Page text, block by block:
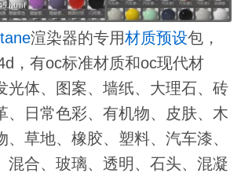
渲染器的专用材质预设包，
，有oc标准材质和oc现代材
光体、图案、墙纸、大理石、砖
、日常色彩、有机物、皮肤、木
、草地、橡胶、塑料、汽车漆、
混合、玻璃、透明、石头、混凝